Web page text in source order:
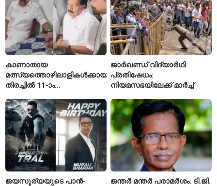
കാണാതായ
മത്സ്യത്തൊഴിലാളികൾക്കായുള്ള
തിരച്ചിൽ 11-ാം
ജാർഖണ്ഡ് വിദ്യാർഥി
പ്രതിഷേധം:
നിയമസഭയിലേക്ക് മാർച്ച്
ജയസൂര്യയുടെ പാൻ-
ജന്തർ മന്തർ പരാമർശം: ടി.ജി.